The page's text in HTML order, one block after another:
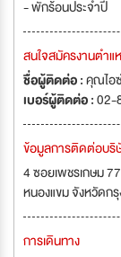
- พักร้อนประจำปี
สนใจสมัครงานตำ
ชื่อผู้ติดต่อ :คุณไอ
เบอร์ผู้ติดต่อ :02-
ข้อมูลการติดต่อบริ
4 ซอยเพชรเกษม
หนองแขม จังหวัดก
การเดินทาง